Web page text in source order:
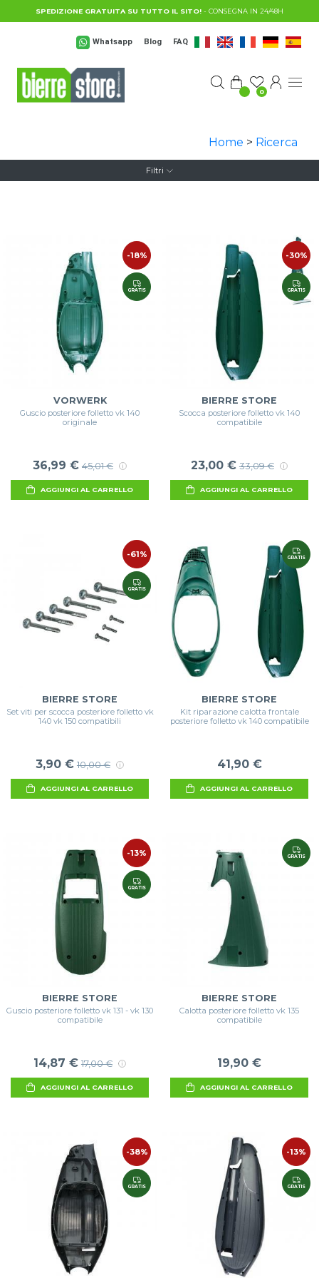
Salta al contenuto principale
SPEDIZIONE GRATUITA SU TUTTO IL SITO! - CONSEGNA IN 24/48H
Whatsapp Blog FAQ
0
Home > Ricerca
Filtri
-18%
GRATIS
VORWERK
Guscio posteriore folletto vk 140
originale
36,99 € 45,01 €
AGGIUNGI AL CARRELLO
-30%
GRATIS
BIERRE STORE
Scocca posteriore folletto vk 140
compatibile
23,00 € 33,09 €
AGGIUNGI AL CARRELLO
-61%
GRATIS
BIERRE STORE
Set viti per scocca posteriore folletto vk
140 vk 150 compatibili
3,90 € 10,00 €
AGGIUNGI AL CARRELLO
GRATIS
BIERRE STORE
Kit riparazione calotta frontale
posteriore folletto vk 140 compatibile
41,90 €
AGGIUNGI AL CARRELLO
-13%
GRATIS
BIERRE STORE
Guscio posteriore folletto vk 131 - vk 130
compatibile
14,87 € 17,00 €
AGGIUNGI AL CARRELLO
GRATIS
BIERRE STORE
Calotta posteriore folletto vk 135
compatibile
19,90 €
AGGIUNGI AL CARRELLO
-38%
GRATIS
-13%
GRATIS